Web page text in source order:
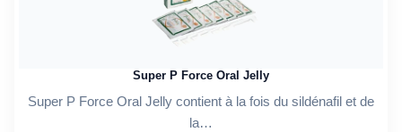
Super P Force Oral Jelly
Super P Force Oral Jelly contient à la fois du sildénafil et de
la…